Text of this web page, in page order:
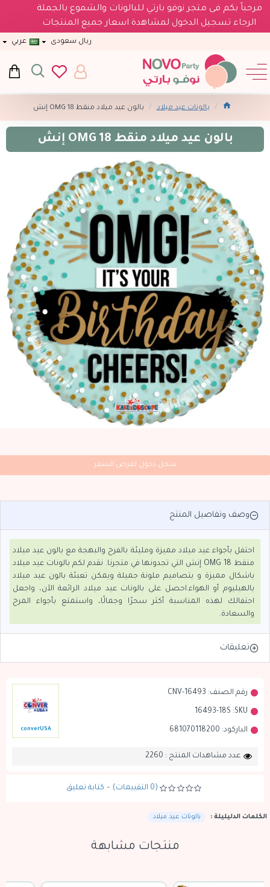
مرحباً بكم فى متجر نوفو بارتي للبالونات والشموع بالجملة
الرجاء تسجيل الدخول لمشاهدة اسعار جميع المنتجات
ريال سعودى عربي
بالونات عيد ميلاد بالون عيد ميلاد منقط OMG 18 إنش
بالون عيد ميلاد منقط OMG 18 إنش
رقم الصنف: CNV-16493
SKU:
16493-18S
الباركود: 681070118200
converUSA
عدد مشاهدات المنتج : 2260
(0 التقييمات) - كتابة تعليق
سجل دخول لعرض السعر
وصف وتفاصيل المنتج
احتفل بأجواء عيد ميلاد مميزة ومليئة بالفرح والبهجة مع بالون عيد ميلاد
منقط OMG 18 إنش التي تجدونها في متجرنا. نقدم لكم بالونات عيد ميلاد
باشكال مميزة و بتصاميم ملونة جميلة ويمكن تعبئة بالون عيد ميلاد
بالهيليوم أو الهواء.احصل على بالونات عيد ميلاد الرائعة الآن، واجعل
احتفالك لهذه المناسبة أكثر سحرًا وجمالًا، واستمتع بأجواء المرح
والسعادة.
تعليقات
الكلمات الدليليلة : بالونات عيد ميلاد
منتجات مشابهة